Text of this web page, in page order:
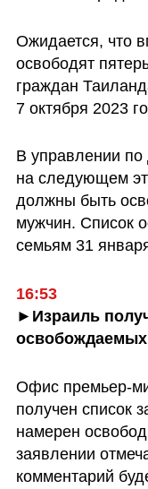
Ожидается, что
освободят
граждан
7 октября 2023
В управлении
на следующем
должны быть
мужчин. Список
семьям 31
16:53
►Израиль
освобождаемых
Офис премьер-
получен список
намерен
заявлении
комментарий